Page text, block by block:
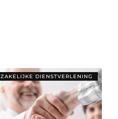
ZAKELIJKE DIENSTVERLENING